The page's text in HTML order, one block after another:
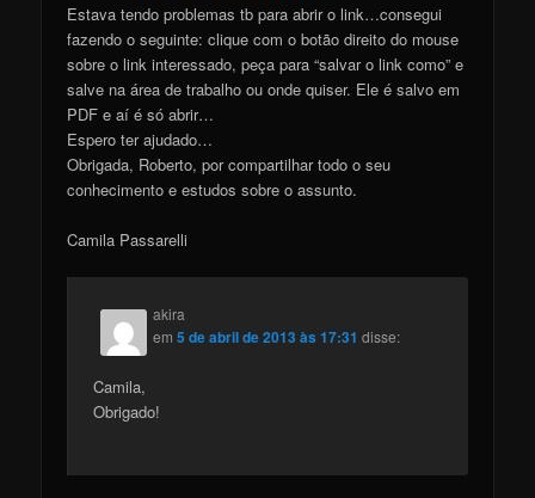
Estava tendo problemas tb para abrir o link…consegui
fazendo o seguinte: clique com o botão direito do mouse
sobre o link interessado, peça para “salvar o link como” e
salve na área de trabalho ou onde quiser. Ele é salvo em
PDF e aí é só abrir…
Espero ter ajudado…
Obrigada, Roberto, por compartilhar todo o seu
conhecimento e estudos sobre o assunto.
Camila Passarelli
akira
em5 de abril de 2013 às 17:31 disse:
Camila,
Obrigado!